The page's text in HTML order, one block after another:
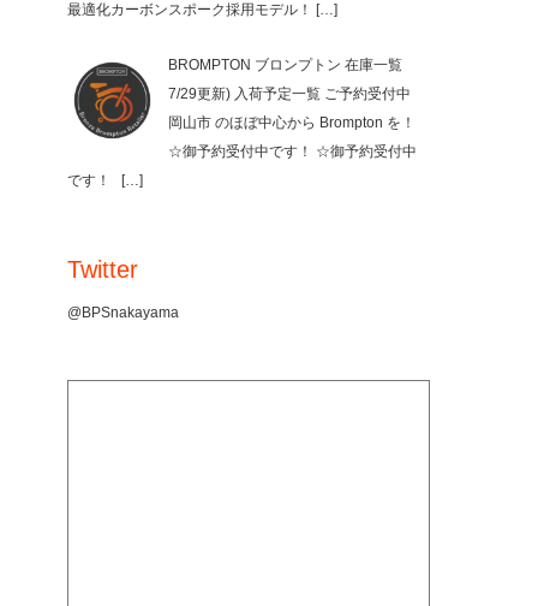
最適化カーボンスポーク採用モデル！
[…]
BROMPTON ブロンプトン 在庫一覧
7/29更新) 入荷予定一覧 ご予約受付中
岡山市 のほぼ中心から Brompton を！
☆御予約受付中です！ ☆御予約受付中
です！
[…]
Twitter
@BPSnakayama